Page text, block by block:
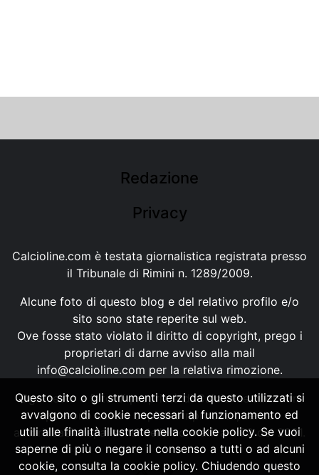
Redazione
Privacy
Calcioline.com è testata giornalistica registrata presso
il Tribunale di Rimini n. 1289/2009.
Alcune foto di questo blog e del relativo profilo e/o
sito sono state reperite sul web.
Ove fosse stato violato il diritto di copyright, prego i
proprietari di darne avviso alla mail
info@calcioline.com per la relativa rimozione.
Ogni testo e foto di proprietà di Calcioline.com non
possono essere copiati o riprodotti, senza
autorizzazione, ai sensi della normativa n.29 del 2001.
Questo sito o gli strumenti terzi da questo utilizzati si
avvalgono di cookie necessari al funzionamento ed
utili alle finalità illustrate nella cookie policy. Se vuoi
saperne di più o negare il consenso a tutti o ad alcuni
cookie, consulta la cookie policy. Chiudendo questo